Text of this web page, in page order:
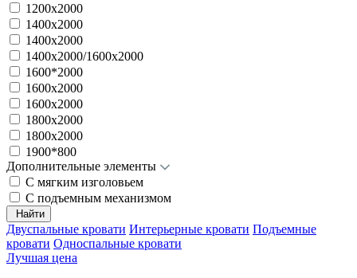
1200х2000
1400x2000
1400х2000
1400х2000/1600x2000
1600*2000
1600x2000
1600х2000
1800x2000
1800х2000
1900*800
Дополнительные элементы
С мягким изголовьем
С подъемным механизмом
Найти
Двуспальные кровати Интерьерные кровати Подъемные
кровати Односпальные кровати
Лучшая цена